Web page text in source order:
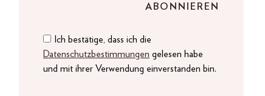
Ich bestätige, dass ich die
Datenschutzbestimmungen gelesen habe
und mit ihrer Verwendung einverstanden bin.